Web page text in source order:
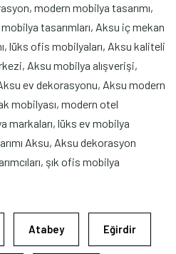
modern mobilya tasarımı,
tasarımları, Aksu iç mekan
lüks ofis mobilyaları, Aksu kaliteli
Aksu mobilya alışverişi,
ev dekorasyonu, Aksu modern
mobilyası, modern otel
markaları, lüks ev mobilya
Aksu, Aksu dekorasyon
şık ofis mobilya
Atabey Eğirdir